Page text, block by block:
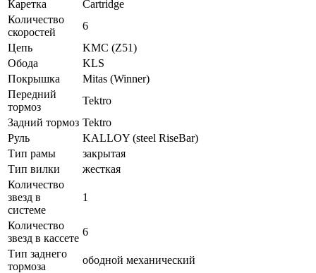
Каретка
Cartridge
Количество
скоростей
6
Цепь
KMC (Z51)
Обода
KLS
Покрышка
Mitas (Winner)
Передний
тормоз
Tektro
Задний тормоз Tektro
Руль
KALLOY (steel RiseBar)
Тип рамы
закрытая
Тип вилки
жесткая
Количество
звезд в
системе
1
Количество
звезд в кассете
6
Тип заднего
тормоза
ободной механический